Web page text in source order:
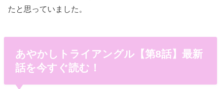
たと思っていました。
あやかしトライアングル【第8話】最新
話を今すぐ読む！